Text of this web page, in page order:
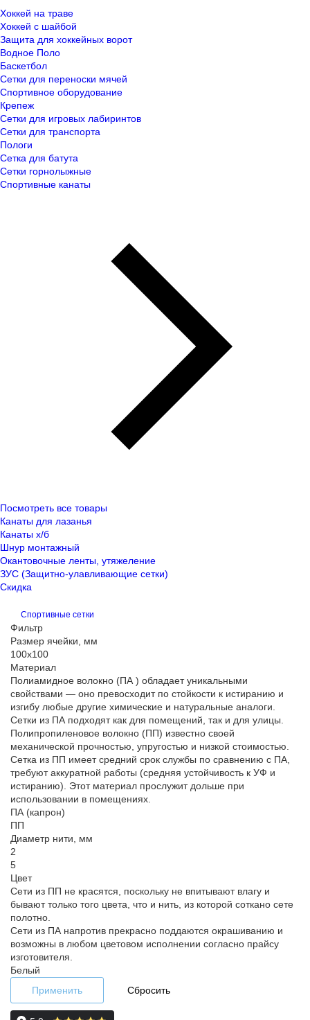
Хоккей на траве
Хоккей с шайбой
Защита для хоккейных ворот
Водное Поло
Баскетбол
Сетки для переноски мячей
Спортивное оборудование
Крепеж
Сетки для игровых лабиринтов
Сетки для транспорта
Пологи
Сетка для батута
Сетки горнолыжные
Спортивные канаты
Посмотреть все товары
Канаты для лазанья
Канаты х/б
Шнур монтажный
Окантовочные ленты, утяжеление
ЗУС (Защитно-улавливающие сетки)
Скидка
Спортивные сетки
Фильтр
Размер ячейки, мм
100х100
Материал
Полиамидное волокно (ПА ) обладает уникальными
свойствами — оно превосходит по стойкости к истиранию и
изгибу любые другие химические и натуральные аналоги.
Сетки из ПА подходят как для помещений, так и для улицы.
Полипропиленовое волокно (ПП) известно своей
механической прочностью, упругостью и низкой стоимостью.
Сетка из ПП имеет средний срок службы по сравнению с ПА,
требуют аккуратной работы (средняя устойчивость к УФ и
истиранию). Этот материал прослужит дольше при
использовании в помещениях.
ПА (капрон)
ПП
Диаметр нити, мм
2
5
Цвет
Сети из ПП не красятся, поскольку не впитывают влагу и
бывают только того цвета, что и нить, из которой соткано сете
полотно.
Сети из ПА напротив прекрасно поддаются окрашиванию и
возможны в любом цветовом исполнении согласно прайсу
изготовителя.
Белый
Применить
Сбросить